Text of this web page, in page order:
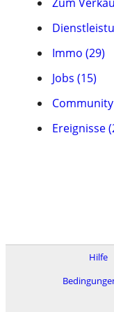
Immo (29)
Jobs (15)
Ereignisse
Hilfe